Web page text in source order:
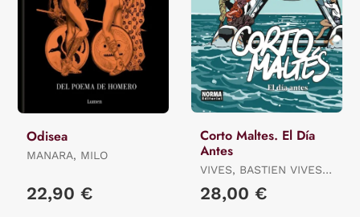
Odisea
MANARA, MILO
22,90 €
Corto Maltes. El Día
Antes
VIVES, BASTIEN VIVES /
QUENEHEN, MARTIN
28,00 €